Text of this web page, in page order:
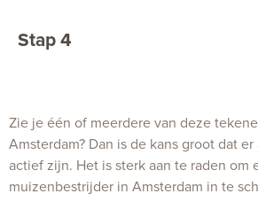
Zie je één of meerdere van deze
Amsterdam? Dan is de kans groot dat
actief zijn. Het is sterk aan te raden om
muizenbestrijder in Amsterdam in te
Stap 4